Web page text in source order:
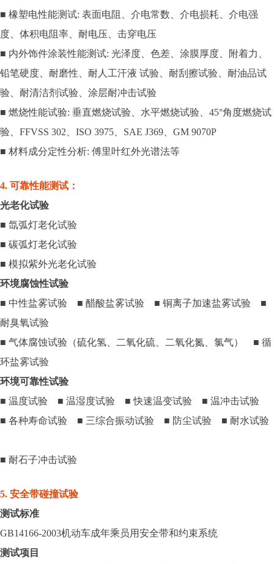
■ 橡塑电性能测试: 表面电阻、介电常数、介电损耗、介电强
度、体积电阻率、耐电压、击穿电压
■ 内外饰件涂装性能测试: 光泽度、色差、涂膜厚度、附着力、
铅笔硬度、耐磨性、耐人工汗液 试验、耐刮擦试验、耐油品试
验、耐清洁剂试验、涂层耐冲击试验
■ 燃烧性能试验: 垂直燃烧试验、水平燃烧试验、45°角度燃烧试
验、FFVSS 302、ISO 3975、SAE J369、GM 9070P
■ 材料成分定性分析: 傅里叶红外光谱法等
4. 可靠性能测试：
光老化试验
■ 氙弧灯老化试验
■ 碳弧灯老化试验
■ 模拟紫外光老化试验
环境腐蚀性试验
■ 中性盐雾试验 ■ 醋酸盐雾试验 ■ 铜离子加速盐雾试验 ■
耐臭氧试验
■ 气体腐蚀试验（硫化氢、二氧化硫、二氧化氮、氯气） ■ 循
环盐雾试验
环境可靠性试验
■ 温度试验 ■ 温湿度试验 ■ 快速温变试验 ■ 温冲击试验
■ 各种寿命试验 ■ 三综合振动试验 ■ 防尘试验 ■ 耐水试验
■ 耐石子冲击试验
5. 安全带碰撞试验
测试标准
GB14166-2003机动车成年乘员用安全带和约束系统
测试项目